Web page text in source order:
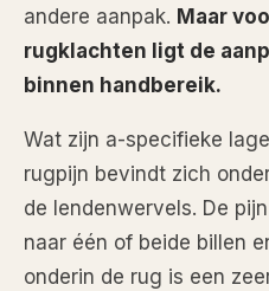
andere aanpak. Maar
rugklachten ligt de
binnen handbereik.
Wat zijn a-specifieke
rugpijn bevindt zich
de lendenwervels. De
naar één of beide billen
onderin de rug is een